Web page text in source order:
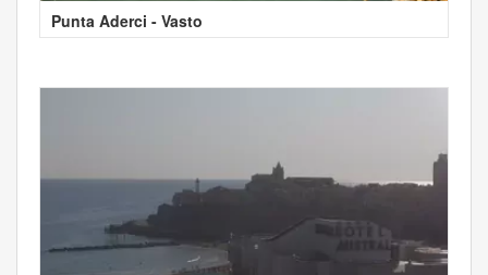
Punta Aderci - Vasto